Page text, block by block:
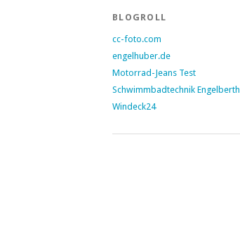
BLOGROLL
cc-foto.com
engelhuber.de
Motorrad-Jeans Test
Schwimmbadtechnik Engelberth
Windeck24